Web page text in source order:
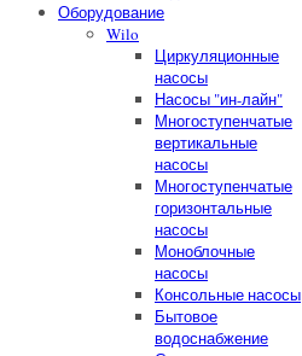
Оборудование
Wilo
Циркуляционные
насосы
Насосы "ин-лайн"
Многоступенчатые
вертикальные
насосы
Многоступенчатые
горизонтальные
насосы
Моноблочные
насосы
Консольные насосы
Бытовое
водоснабжение